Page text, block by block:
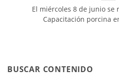
El miércoles 8 de junio se
Capacitación porcina
BUSCAR CONTENIDO